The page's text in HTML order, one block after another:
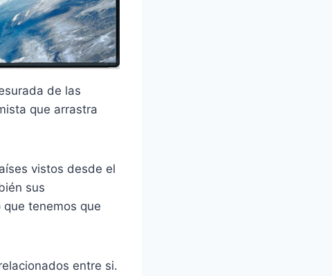
de las
que arrastra
vistos desde el
sus
tenemos que
entre si.